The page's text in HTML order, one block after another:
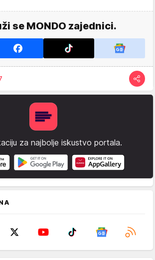
se MONDO zajednici.
za najbolje iskustvo portala.